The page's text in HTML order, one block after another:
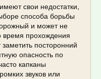
свои недостатки,
способа борьбы
и может не
время прохождения
посторонний
опасность по
капканы
звуков или